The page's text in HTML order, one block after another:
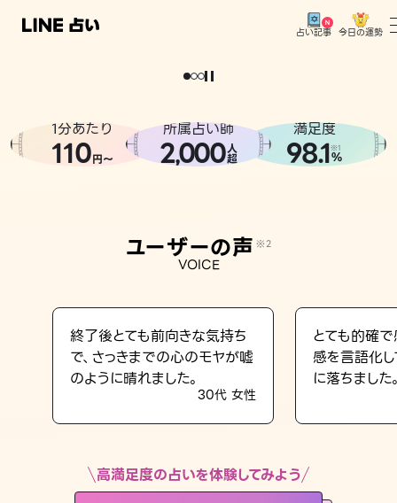
占い記事 今日の運勢
相談事例
LINE占いを開く
※LINEアプリ内のサービスページへ遷移します
どうせなら
。
1分あたり
110円〜
所属占い師
2,000人
超
満足度
98.1※1
%
ユーザーの声 ※2
VOICE
終了後とても前向きな気持ち
で、さっきまでの心のモヤが嘘
のように晴れました。
30代 女性
とても的確
感を言語化
に落ちました
高満足度の占いを体験してみよう